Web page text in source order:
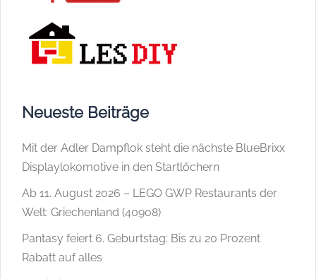
Neueste Beiträge
Mit der Adler Dampflok steht die nächste BlueBrixx
Displaylokomotive in den Startlöchern
Ab 11. August 2026 – LEGO GWP Restaurants der
Welt: Griechenland (40908)
Pantasy feiert 6. Geburtstag: Bis zu 20 Prozent
Rabatt auf alles